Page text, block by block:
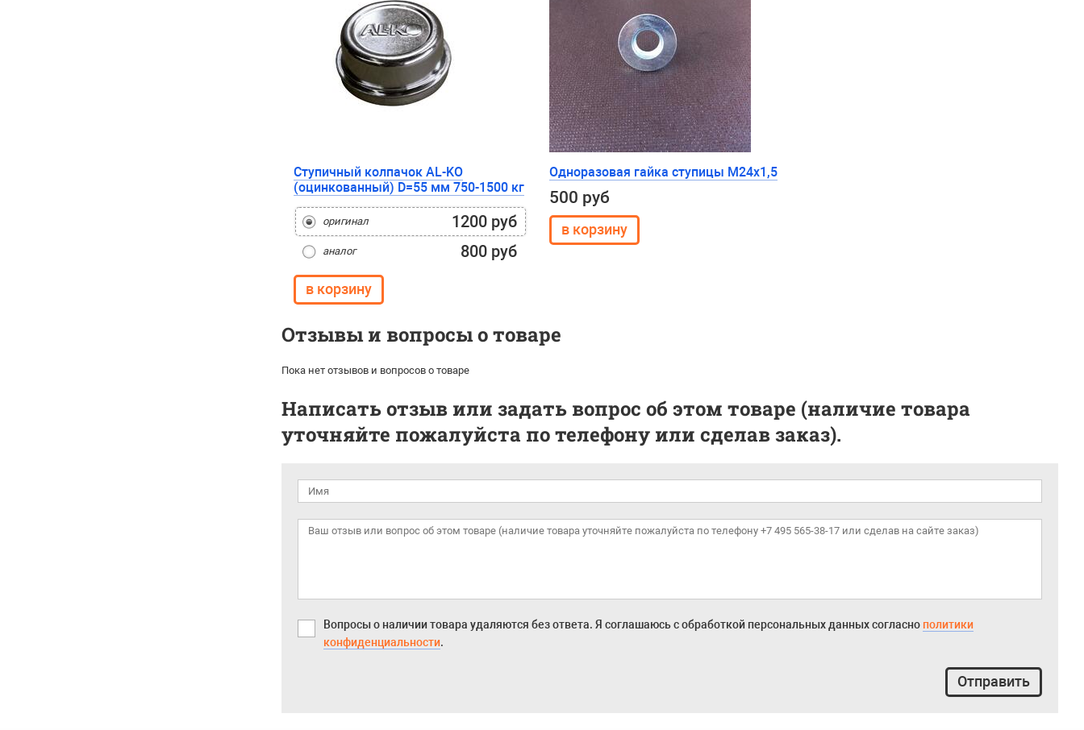
Ступичный колпачок AL-KO
(оцинкованный) D=55 мм 750-1500 кг
оригинал 1200 руб
аналог 800 руб
Одноразовая гайка ступицы М24х1,5
500 руб
Отзывы и вопросы о товаре
Пока нет отзывов и вопросов о товаре
Написать отзыв или задать вопрос об этом товаре (наличие товара
уточняйте пожалуйста по телефону или сделав заказ).
Вопросы о наличии товара удаляются без ответа. Я соглашаюсь с обработкой персональных данных согласно политики
конфиденциальности.
Отправить